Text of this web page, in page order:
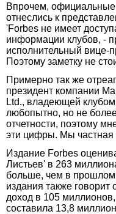
Впрочем,
отнеслись к
'Forbes не имеет
информации клубов, -
исполнительный вице-
Поэтому заметку не
Примерно так же
президент компании
Ltd., владеющей
любопытно, но не
отчетности, поэтому
эти цифры. Мы частная
Издание Forbes
Листьев' в 263
больше, чем в прошлом
издания также говорит
доход в 105
составила 13,8